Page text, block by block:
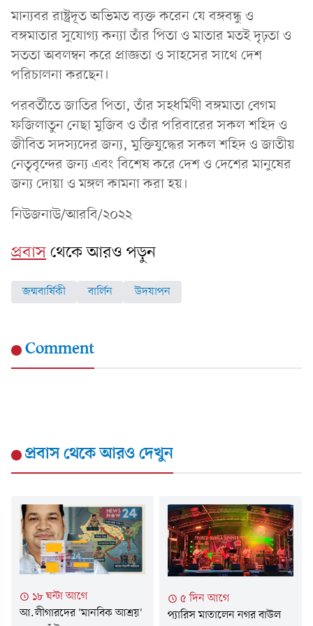
মান্যবর রাষ্ট্রদূত অভিমত ব্যক্ত করেন যে বঙ্গবন্ধু ও
বঙ্গমাতার সুযোগ্য কন্যা তাঁর পিতা ও মাতার মতই দৃঢ়তা ও
সততা অবলম্বন করে প্রাজ্ঞতা ও সাহসের সাথে দেশ
পরিচালনা করছেন।
পরবর্তীতে জাতির পিতা, তাঁর সহধর্মিণী বঙ্গমাতা বেগম
ফজিলাতুন নেছা মুজিব ও তাঁর পরিবারের সকল শহিদ ও
জীবিত সদস্যদের জন্য, মুক্তিযুদ্ধের সকল শহিদ ও জাতীয়
নেতৃবৃন্দের জন্য এবং বিশেষ করে দেশ ও দেশের মানুষের
জন্য দোয়া ও মঙ্গল কামনা করা হয়।
নিউজনাউ/আরবি/২০২২
প্রবাসথেকে আরও পড়ুন
জন্মবার্ষিকী বার্লিন উদযাপন
Comment
প্রবাসথেকে আরও দেখুন
১৮ ঘন্টা আগে
আ.লীগারদের 'মানবিক আশ্রয়'
৫ দিন আগে
প্যারিস মাতালেন নগর বাউল